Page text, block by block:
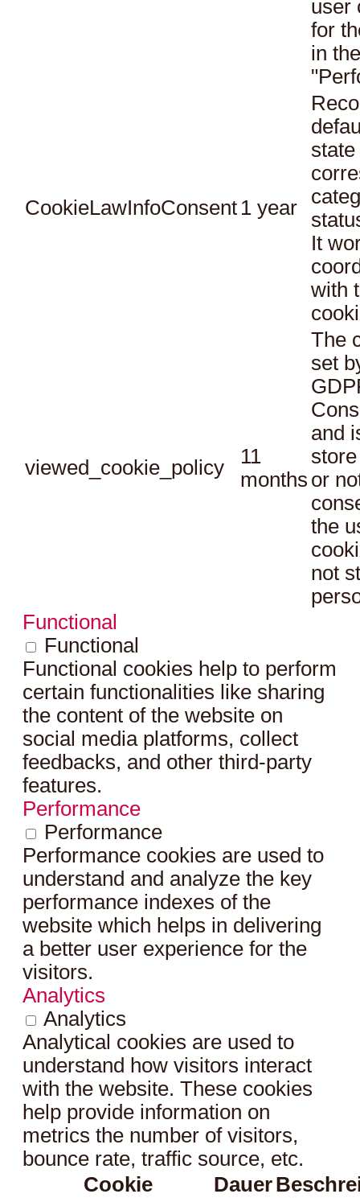
user
for
in
CookieLawInfoConsent 1 year
It
with
viewed_cookie_policy
11
months
The
set
and
or
the
not
Functional
Functional
Functional cookies help to perform
certain functionalities like sharing
the content of the website on
social media platforms, collect
feedbacks, and other third-party
features.
Performance
Performance
Performance cookies are used to
understand and analyze the key
performance indexes of the
website which helps in delivering
a better user experience for the
visitors.
Analytics
Analytics
Analytical cookies are used to
understand how visitors interact
with the website. These cookies
help provide information on
metrics the number of visitors,
bounce rate, traffic source, etc.
Cookie
Dauer